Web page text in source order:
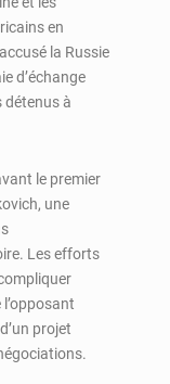
en
la Russie
d’échange
détenus à
le premier
une
Les efforts
projet